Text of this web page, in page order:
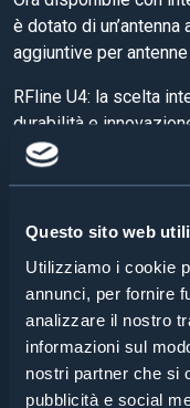
Questo sito web
Utilizziamo i cookie
annunci, per fornire
analizzare il nostro
informazioni sul
nostri partner che si
pubblicità e social
è dotato di
aggiuntive per
RFline U4: la scelta
durabilità e
Request